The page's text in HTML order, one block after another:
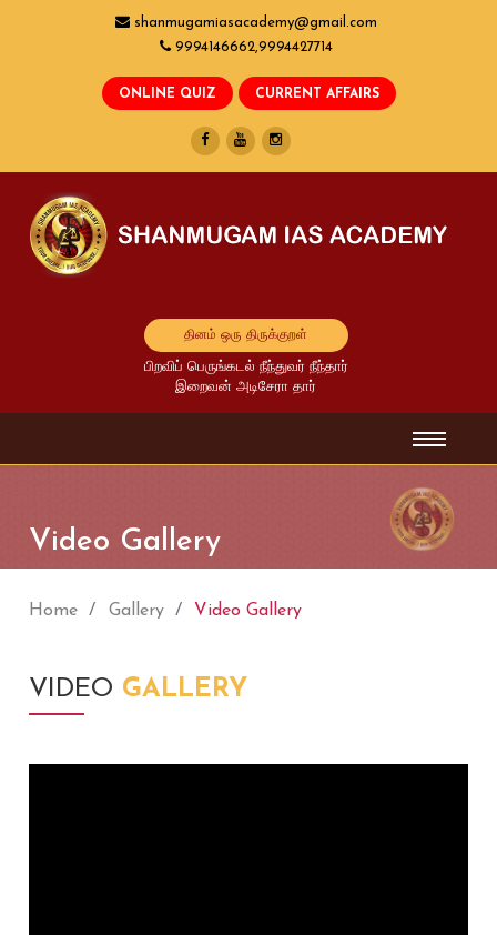
shanmugamiasacademy@gmail.com
9994146662,9994427714
தினம் ஒரு திருக்குறள்
பிறவிப் பெருங்கடல் நீந்துவர் நீந்தார்
இறைவன் அடிசேரா தார்
Video Gallery
Home Gallery Video Gallery
VIDEO GALLERY